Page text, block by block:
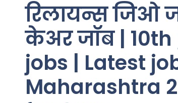
रिलायन्स जिओ
केअर जॉब |
jobs | Latest
Maharashtra